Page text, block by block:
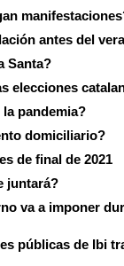
antes del
Santa?
elecciones
pandemia?
domiciliario?
de final de 2021
juntará?
va a imponer
públicas de Ibi